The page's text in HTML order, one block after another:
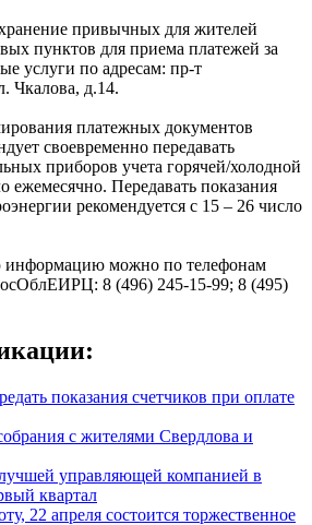
привычных для жителей
пунктов для приема платежей за
услуги по адресам: пр-т
Чкалова, д.14.
платежных документов
своевременно передавать
приборов учета горячей/холодной
ежемесячно. Передавать показания
рекомендуется с 15 – 26 число
информацию можно по телефонам
8 (496) 245-15-99; 8 (495)
показания счетчиков при оплате
с жителями Свердлова и
управляющей компанией в
квартал
22 апреля состоится торжественное